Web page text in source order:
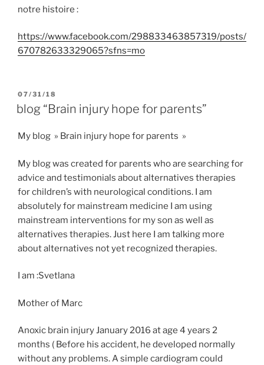
notre histoire :
https://www.facebook.com/298833463857319/posts/
670782633329065?sfns=mo
PUBLIÉ
LE
07/31/18
blog “Brain injury hope for parents”
My blog » Brain injury hope for parents »
My blog was created for parents who are searching for
advice and testimonials about alternatives therapies
for children’s with neurological conditions. I am
absolutely for mainstream medicine I am using
mainstream interventions for my son as well as
alternatives therapies. Just here I am talking more
about alternatives not yet recognized therapies.
I am :Svetlana
Mother of Marc
Anoxic brain injury January 2016 at age 4 years 2
months ( Before his accident, he developed normally
without any problems. A simple cardiogram could